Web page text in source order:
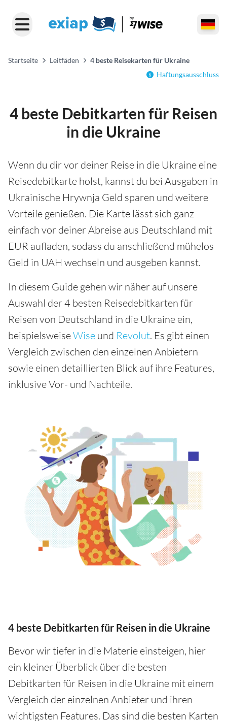
Startseite Leitfäden
4 beste Reisekarten für Ukraine
Haftungsausschluss
4 beste Debitkarten für Reisen
in die Ukraine
Wenn du dir vor deiner Reise in die Ukraine eine
Reisedebitkarte holst, kannst du bei Ausgaben in
Ukrainische Hrywnja Geld sparen und weitere
Vorteile genießen. Die Karte lässt sich ganz
einfach vor deiner Abreise aus Deutschland mit
EUR aufladen, sodass du anschließend mühelos
Geld in UAH wechseln und ausgeben kannst.
In diesem Guide gehen wir näher auf unsere
Auswahl der 4 besten Reisedebitkarten für
Reisen von Deutschland in die Ukraine ein,
beispielsweiseWise und Revolut. Es gibt einen
Vergleich zwischen den einzelnen Anbietern
sowie einen detaillierten Blick auf ihre Features,
inklusive Vor- und Nachteile.
4 beste Debitkarten für Reisen in die Ukraine
Bevor wir tiefer in die Materie einsteigen, hier
ein kleiner Überblick über die besten
Debitkarten für Reisen in die Ukraine mit einem
Vergleich der einzelnen Anbieter und ihren
wichtigsten Features. Das sind die besten Karten